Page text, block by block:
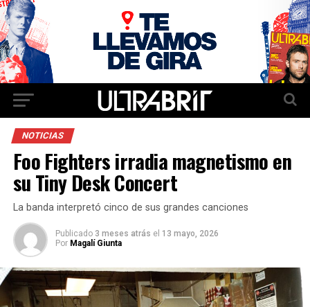
NOTICIAS
Foo Fighters irradia magnetismo en
su Tiny Desk Concert
La banda interpretó cinco de sus grandes canciones
Publicado 3 meses atrás el 13 mayo, 2026
Por Magalí Giunta